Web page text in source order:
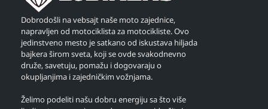
Dobrodošli na vebsajt naše moto zajednice,
napravljen od motociklista za motocikliste. Ovo
jedinstveno mesto je satkano od iskustava hiljada
bajkera širom sveta, koji se ovde svakodnevno
druže, savetuju, pomažu i dogovaraju o
okupljanjima i zajedničkim vožnjama.
Želimo podeliti našu dobru energiju sa što više